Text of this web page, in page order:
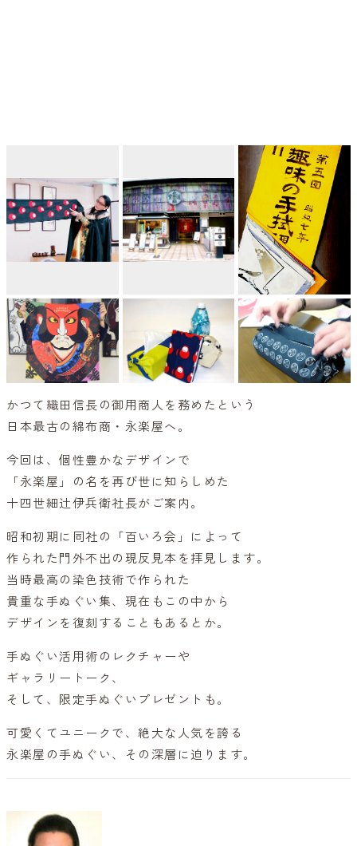
かつて織田信長の御用商人を務めたという
日本最古の綿布商・永楽屋へ。
今回は、個性豊かなデザインで
「永楽屋」の名を再び世に知らしめた
十四世細辻伊兵衛社長がご案内。
昭和初期に同社の「百いろ会」によって
作られた門外不出の現反見本を拝見します。
当時最高の染色技術で作られた
貴重な手ぬぐい集、現在もこの中から
デザインを復刻することもあるとか。
手ぬぐい活用術のレクチャーや
ギャラリートーク、
そして、限定手ぬぐいプレゼントも。
可愛くてユニークで、絶大な人気を誇る
永楽屋の手ぬぐい、その深層に迫ります。